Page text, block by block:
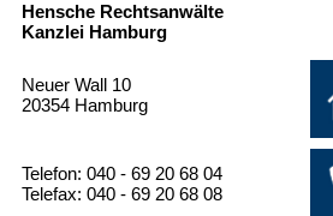
Hensche Rechtsanwälte
Kanzlei Hamburg
Neuer Wall 10
20354 Hamburg
Telefon: 040 - 69 20 68 04
Telefax: 040 - 69 20 68 08